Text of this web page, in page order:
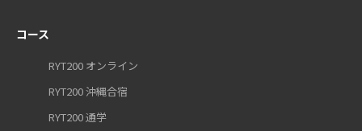
コース
RYT200 オンライン
RYT200 沖縄合宿
RYT200 通学